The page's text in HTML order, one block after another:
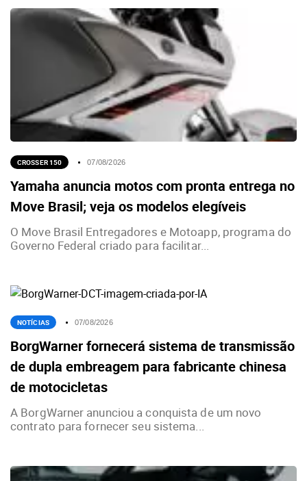
CROSSER 150 07/08/2026
Yamaha anuncia motos com pronta entrega no
Move Brasil; veja os modelos elegíveis
O Move Brasil Entregadores e Motoapp, programa do
Governo Federal criado para facilitar...
NOTÍCIAS 07/08/2026
BorgWarner fornecerá sistema de transmissão
de dupla embreagem para fabricante chinesa
de motocicletas
A BorgWarner anunciou a conquista de um novo
contrato para fornecer seu sistema...